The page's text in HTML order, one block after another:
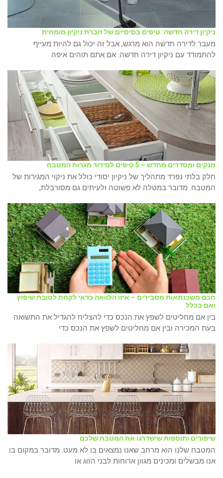
ניקיון דירה חדשה: טיפים בסיסיים של חברת ניקיון מומחית
מעבר לדירה חדשה הוא מרגש, אבל זה יכול גם להיות מעייף
להתמודד עם ניקיון דירה חדשה. אם אתם תוהים איפה
מנקים ומסדרים מחדש – 5 טיפים לסידור מגרות המטבח
חלק בלתי נפרד מתהליך של ניקיון יסודי כולל את ניקוי המגירות של
המטבח. מדובר במטלה לא פשוטה ולעיתים גם מסורבלת,
חכם משכנתאות מסבירים – איזו הלוואה כדאי לקחת לטובת שיפוץ
ואם בכלל
בין אם מחליטים לשפץ את הנכס כדי להצליח להגדיל את התשואה
בעת המכירה ובין אם מחליטים לשפץ את הנכס כדי
שיפורים ותוספות שישדרגו את המטבח שלכם
המטבח שלנו הוא מרחב שאנו נמצאים בו לא מעט. מדובר במקום בו
אנו מבשלים ומכינים מגוון ארוחות לבני הזוג או